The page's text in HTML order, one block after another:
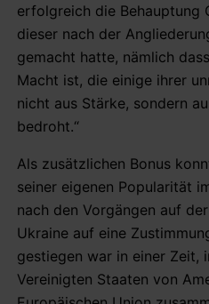
erfolgreich die Behauptung
dieser nach der
gemacht hatte, nämlich
Macht ist, die einige ihrer
nicht aus Stärke, sondern
bedroht.“
Als zusätzlichen Bonus
seiner eigenen Popularität
nach den Vorgängen auf
Ukraine auf eine
gestiegen war in einer Zeit,
Vereinigten Staaten von